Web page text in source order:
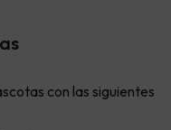
con las siguientes